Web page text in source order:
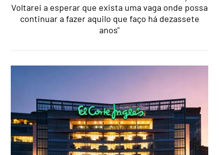
Voltarei a esperar que exista uma vaga onde possa
continuar a fazer aquilo que faço há dezassete
anos"